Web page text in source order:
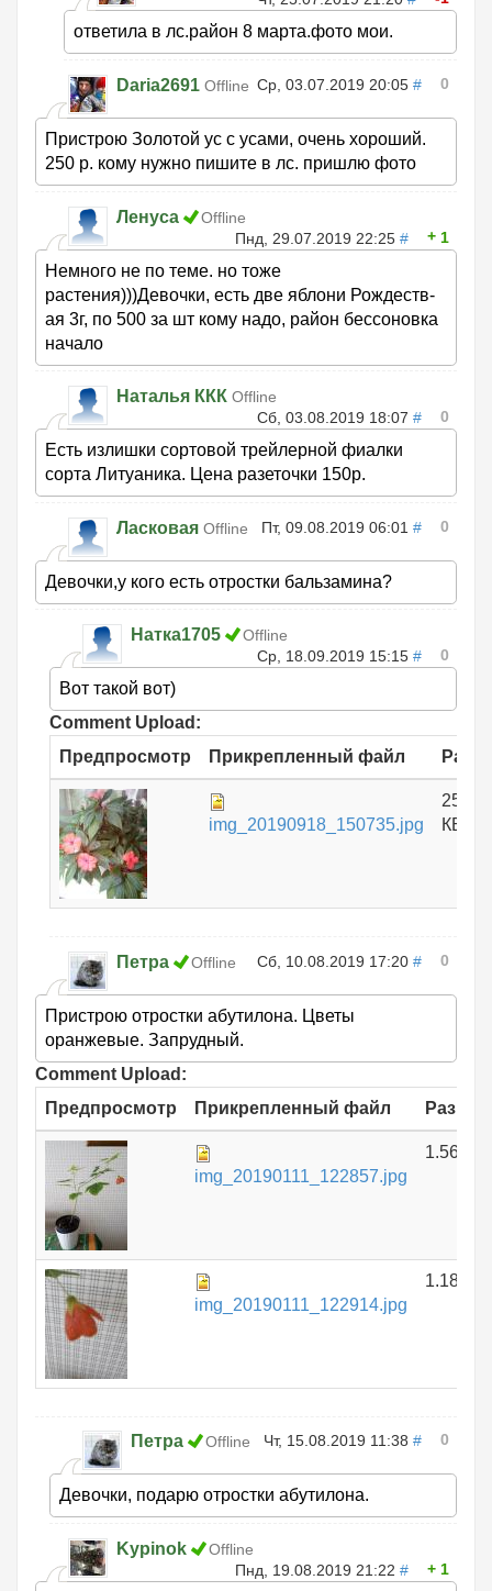
ответила в лс.район 8 марта.фото мои.
Daria2691 Offline Ср, 03.07.2019 20:05 # 0
Пристрою Золотой ус с усами, очень хороший.
250 р. кому нужно пишите в лс. пришлю фото
Ленуса
Offline
Пнд, 29.07.2019 22:25 # 1
Немного не по теме. но тоже
растения)))Девочки, есть две яблони Рождеств-
ая 3г, по 500 за шт кому надо, район бессоновка
начало
Наталья ККК Offline
Сб, 03.08.2019 18:07 # 0
Есть излишки сортовой трейлерной фиалки
сорта Литуаника. Цена разеточки 150р.
Ласковая Offline Пт, 09.08.2019 06:01 # 0
Девочки,у кого есть отростки бальзамина?
Натка1705
Offline
Ср, 18.09.2019 15:15 # 0
Вот такой вот)
Comment Upload:
Предпросмотр
Прикрепленный файл
img_20190918_150735.jpg
КБ
Петра Offline Сб, 10.08.2019 17:20 # 0
Пристрою отростки абутилона. Цветы
оранжевые. Запрудный.
Comment Upload:
Предпросмотр
Прикрепленный файл Размер
img_20190111_122857.jpg
1.56 МБ
img_20190111_122914.jpg
1.18 МБ
Петра Offline Чт, 15.08.2019 11:38 # 0
Девочки, подарю отростки абутилона.
Kypinok
Offline
Пнд, 19.08.2019 21:22 # 1